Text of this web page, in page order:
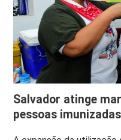
Salvador atinge
pessoas